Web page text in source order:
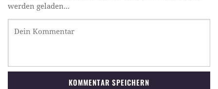
werden geladen...
KOMMENTAR SPEICHERN